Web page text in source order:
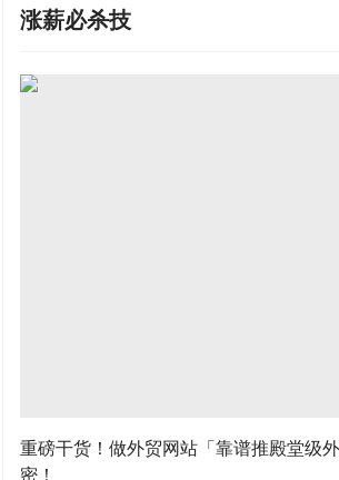
涨薪必杀技
重磅干货！做外贸网站「靠谱推殿堂级
密！